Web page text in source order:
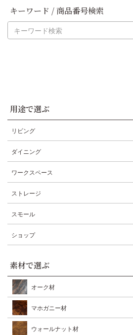
キーワード / 商品番号検索
用途で選ぶ
リビング
ダイニング
ワークスペース
ストレージ
スモール
ショップ
素材で選ぶ
オーク材
マホガニー材
ウォールナット材